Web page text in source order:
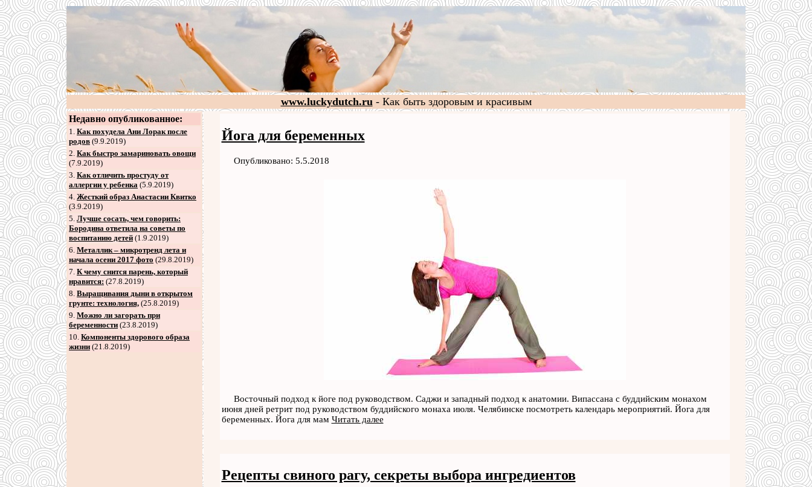
www.luckydutch.ru- Как быть здоровым и красивым
Недавно опубликованное:
1. Как похудела Ани Лорак после
родов (9.9.2019)
2. Как быстро замариновать овощи
(7.9.2019)
3. Как отличить простуду от
аллергии у ребенка (5.9.2019)
4. Жесткий образ Анастасии Квитко
(3.9.2019)
5. Лучше сосать, чем говорить:
Бородина ответила на советы по
воспитанию детей (1.9.2019)
6. Металлик – микротренд лета и
начала осени 2017 фото (29.8.2019)
7. К чему снится парень, который
нравится: (27.8.2019)
8. Выращивания дыни в открытом
грунте: технология, (25.8.2019)
9. Можно ли загорать при
беременности (23.8.2019)
10. Компоненты здорового образа
жизни (21.8.2019)
Йога для беременных
Опубликовано: 5.5.2018
Восточный подход к йоге под руководством. Саджи и западный подход к анатомии. Випассана с буддийским монахом
июня дней ретрит под руководством буддийского монаха июля. Челябинске посмотреть календарь мероприятий. Йога для
беременных. Йога для мам Читать далее
Рецепты свиного рагу, секреты выбора ингредиентов